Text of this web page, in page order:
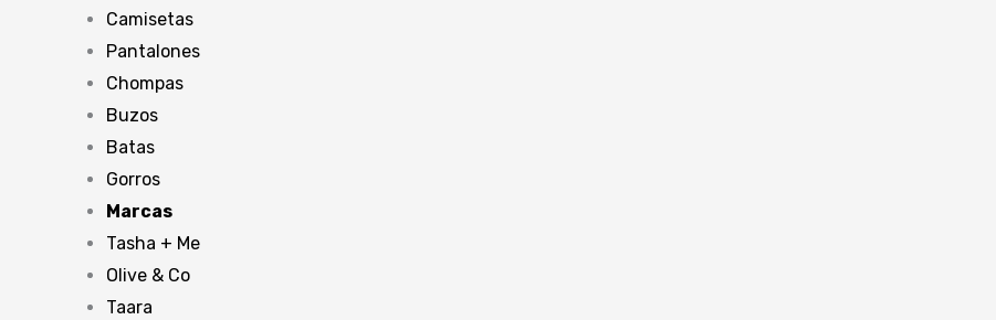
Camisetas
Pantalones
Chompas
Buzos
Batas
Gorros
Marcas
Tasha + Me
Olive & Co
Taara